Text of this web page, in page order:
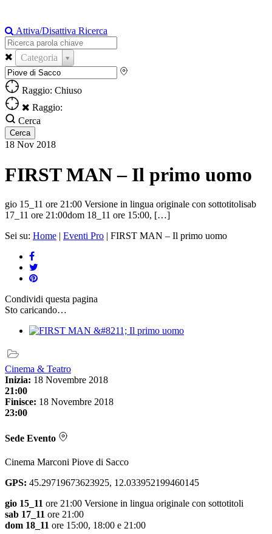
Attiva/Disattiva Ricerca
Categoria
Raggio: Chiuso
Raggio:
Cerca
18 Nov 2018
FIRST MAN – Il primo uomo
gio 15_11 ore 21:00 Versione in lingua originale con sottotitolisab
17_11 ore 21:00dom 18_11 ore 15:00, […]
Sei su: Home | Eventi Pro | FIRST MAN – Il primo uomo
Condividi questa pagina
Sto caricando…
Cinema & Teatro
Inizia: 18 Novembre 2018
21:00
Finisce: 18 Novembre 2018
23:00
Sede Evento
Cinema Marconi Piove di Sacco
GPS: 45.29719673623925, 12.033952199460145
gio 15_11 ore 21:00 Versione in lingua originale con sottotitoli
sab 17_11 ore 21:00
dom 18_11 ore 15:00, 18:00 e 21:00